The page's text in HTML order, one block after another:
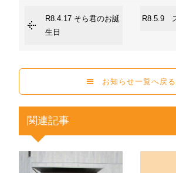
R8.4.17 そら君のお誕
生日
R8.5.9
お知らせ一覧へ戻る
関連記事